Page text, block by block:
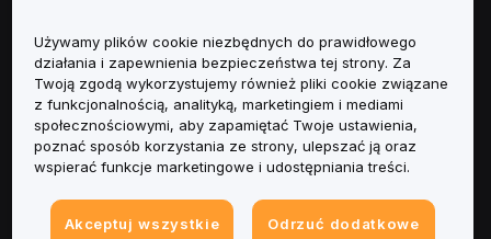
Informacje
Usługi
Obsługa Klienta
Używamy plików cookie niezbędnych do prawidłowego
działania i zapewnienia bezpieczeństwa tej strony. Za
Twoją zgodą wykorzystujemy również pliki cookie związane
z funkcjonalnością, analityką, marketingiem i mediami
społecznościowymi, aby zapamiętać Twoje ustawienia,
poznać sposób korzystania ze strony, ulepszać ją oraz
wspierać funkcje marketingowe i udostępniania treści.
Akceptuj wszystkie
Odrzuć dodatkowe